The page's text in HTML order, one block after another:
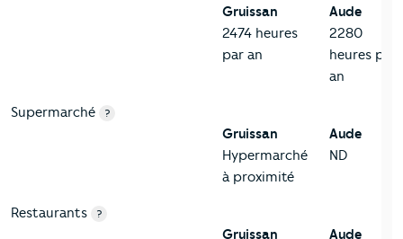
Gruissan
2474 heures
par an
Aude
2280
heures par
an
Supermarché ?
Gruissan
Hypermarché
à proximité
Aude
ND
Restaurants ?
Gruissan Aude